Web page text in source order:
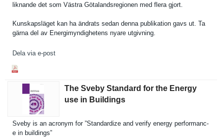
liknande det som Västra Götalandsr­egionen med flera gjort.
Kunskapslä­get kan ha ändrats sedan denna publikatio­n gavs ut. Ta
gärna del av Energimynd­ighetens nyare utgivning.
Dela via e-post
The Sveby Standard for the Energy
use in Buildings
Sveby is an acronym for ”Standardi­ze and verify energy performanc­
e in buildings”